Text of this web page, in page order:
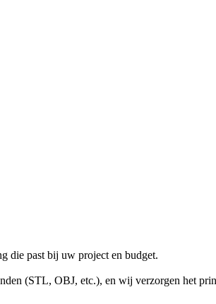
die past bij uw project en budget.
(STL, OBJ, etc.), en wij verzorgen het